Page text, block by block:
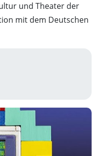
und Theater der
mit dem Deutschen